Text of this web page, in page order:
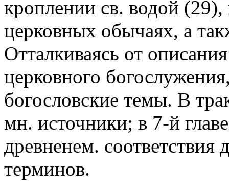
кроплении св. водой
церковных обычаях, а
Отталкиваясь от
церковного
богословские темы. В
мн. источники; в 7-й
древненем. соответствия
терминов.